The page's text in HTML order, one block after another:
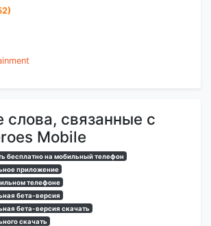
связанные с
Mobile
бесплатно на мобильный телефон
приложение
телефоне
бета-версия
бета-версия скачать
скачать